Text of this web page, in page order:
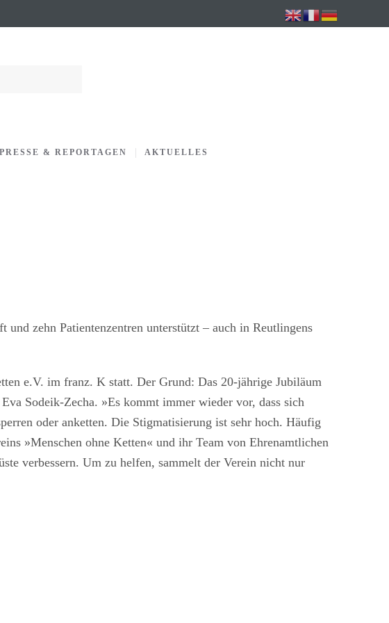
PRESSE & REPORTAGEN
AKTUELLES
zehn Patientenzentren unterstützt – auch in Reutlingens
e.V. im franz. K statt. Der Grund: Das 20-jährige Jubiläum
Sodeik-Zecha. »Es kommt immer wieder vor, dass sich
oder anketten. Die Stigmatisierung ist sehr hoch. Häufig
»Menschen ohne Ketten« und ihr Team von Ehrenamtlichen
verbessern. Um zu helfen, sammelt der Verein nicht nur